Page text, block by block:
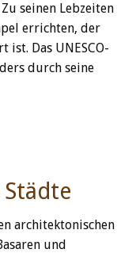
seinen Lebzeiten
errichten, der
ist. Das UNESCO-
durch seine
architektonischen
und